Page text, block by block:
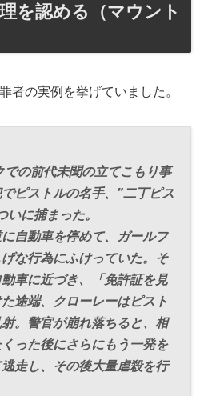
を認める（マウント
者の実例を挙げていました。
の前代未聞の立てこもり事
ピストルの名手、”二丁ピス
いに捕まった。
自動車を停めて、ガールフ
な行為にふけっていた。そ
車に近づき、「免許証を見
途端、クローレーはピスト
。警官が崩れ落ちると、相
った後にさらにもう一発を
走し、その後大量虐殺を行